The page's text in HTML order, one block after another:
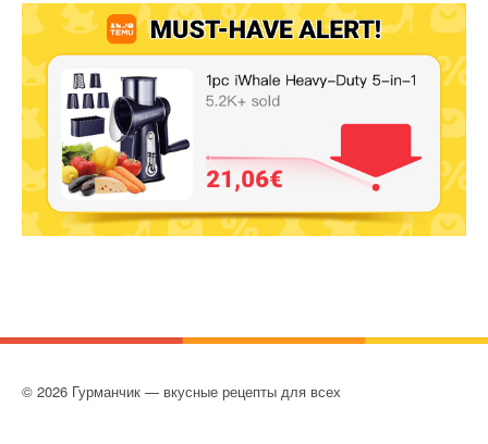
© 2026 Гурманчик — вкусные рецепты для всех